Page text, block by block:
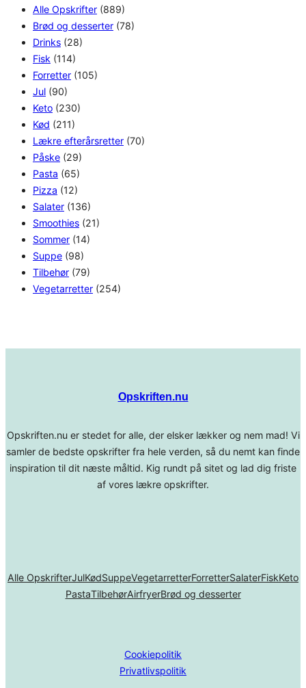
Alle Opskrifter (889)
Brød og desserter (78)
Drinks (28)
Fisk (114)
Forretter (105)
Jul (90)
Keto (230)
Kød (211)
Lækre efterårsretter (70)
Påske (29)
Pasta (65)
Pizza (12)
Salater (136)
Smoothies (21)
Sommer (14)
Suppe (98)
Tilbehør (79)
Vegetarretter (254)
Opskriften.nu
Opskriften.nu er stedet for alle, der elsker lækker og nem mad! Vi
samler de bedste opskrifter fra hele verden, så du nemt kan finde
inspiration til dit næste måltid. Kig rundt på sitet og lad dig friste
af vores lækre opskrifter.
Alle OpskrifterJulKødSuppeVegetarretterForretterSalaterFiskKeto
PastaTilbehørAirfryerBrød og desserter
Cookiepolitik
Privatlivspolitik